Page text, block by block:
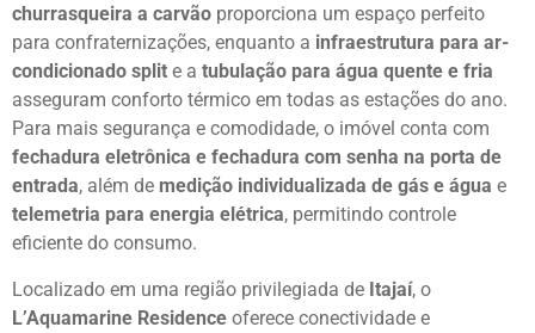
churrasqueira a carvão proporciona um espaço perfeito
para confraternizações, enquanto a infraestrutura para ar-
condicionado split e a tubulação para água quente e fria
asseguram conforto térmico em todas as estações do ano.
Para mais segurança e comodidade, o imóvel conta com
fechadura eletrônica e fechadura com senha na porta de
entrada, além de medição individualizada de gás e água e
telemetria para energia elétrica, permitindo controle
eficiente do consumo.
Localizado em uma região privilegiada de Itajaí, o
L’Aquamarine Residence oferece conectividade e